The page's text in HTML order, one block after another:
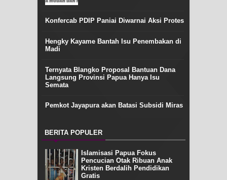
Konfercab PDIP Paniai Diwarnai Aksi Protes
Hengky Kayame Bantah Isu Penembakan di
Madi
Ternyata Blangko Proposal Bantuan Dana
Langsung Provinsi Papua Hanya Isu
Semata
Pemkot Jayapura akan Batasi Subsidi Miras
BERITA POPULER
Islamisasi Papua Fokus
Pencucian Otak Ribuan Anak
Kristen Berdalih Pendidikan
Gratis